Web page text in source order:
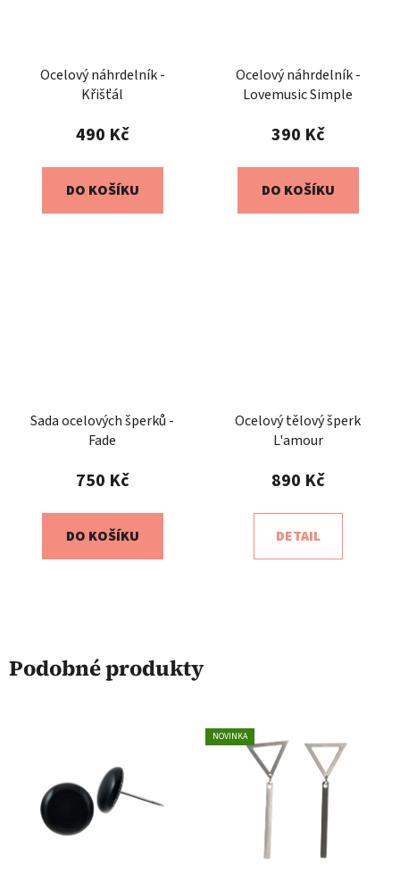
Ocelový náhrdelník -
Křišťál
490 Kč
DO KOŠÍKU
Ocelový náhrdelník -
Lovemusic Simple
390 Kč
DO KOŠÍKU
Sada ocelových šperků -
Fade
750 Kč
DO KOŠÍKU
Ocelový tělový šperk
L'amour
890 Kč
DETAIL
Podobné produkty
NOVINKA